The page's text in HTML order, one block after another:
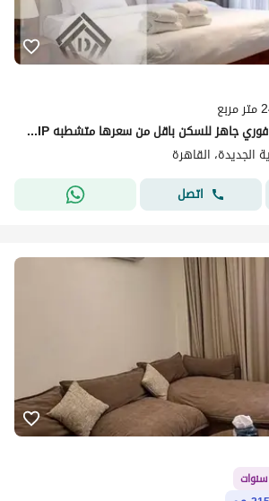
اخر شقه 3غرف استلام فوري جاهز للسكن باقل من سعرها متشطبه VIP بالتقسيط علي 12 سنه دقايق من البرج الايقوني ومسجد مصر
الجديدة، القاهرة
اتصل